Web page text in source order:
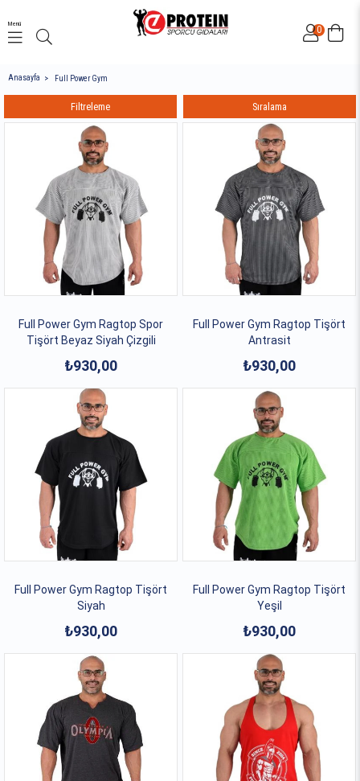
0
Menü
Anasayfa Full Power Gym
Filtreleme Sıralama
Full Power Gym Ragtop Spor
Tişört Beyaz Siyah Çizgili
₺930,00
Full Power Gym Ragtop Tişört
Antrasit
₺930,00
Full Power Gym Ragtop Tişört
Siyah
₺930,00
Full Power Gym Ragtop Tişört
Yeşil
₺930,00